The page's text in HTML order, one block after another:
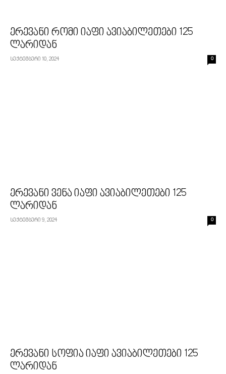
ერევანი რომი იაფი ავიაბილეთები 125
ლარიდან
სექტემბერი 10, 2024 0
ერევანი ვენა იაფი ავიაბილეთები 125
ლარიდან
სექტემბერი 9, 2024 0
ერევანი სოფია იაფი ავიაბილეთები 125
ლარიდან